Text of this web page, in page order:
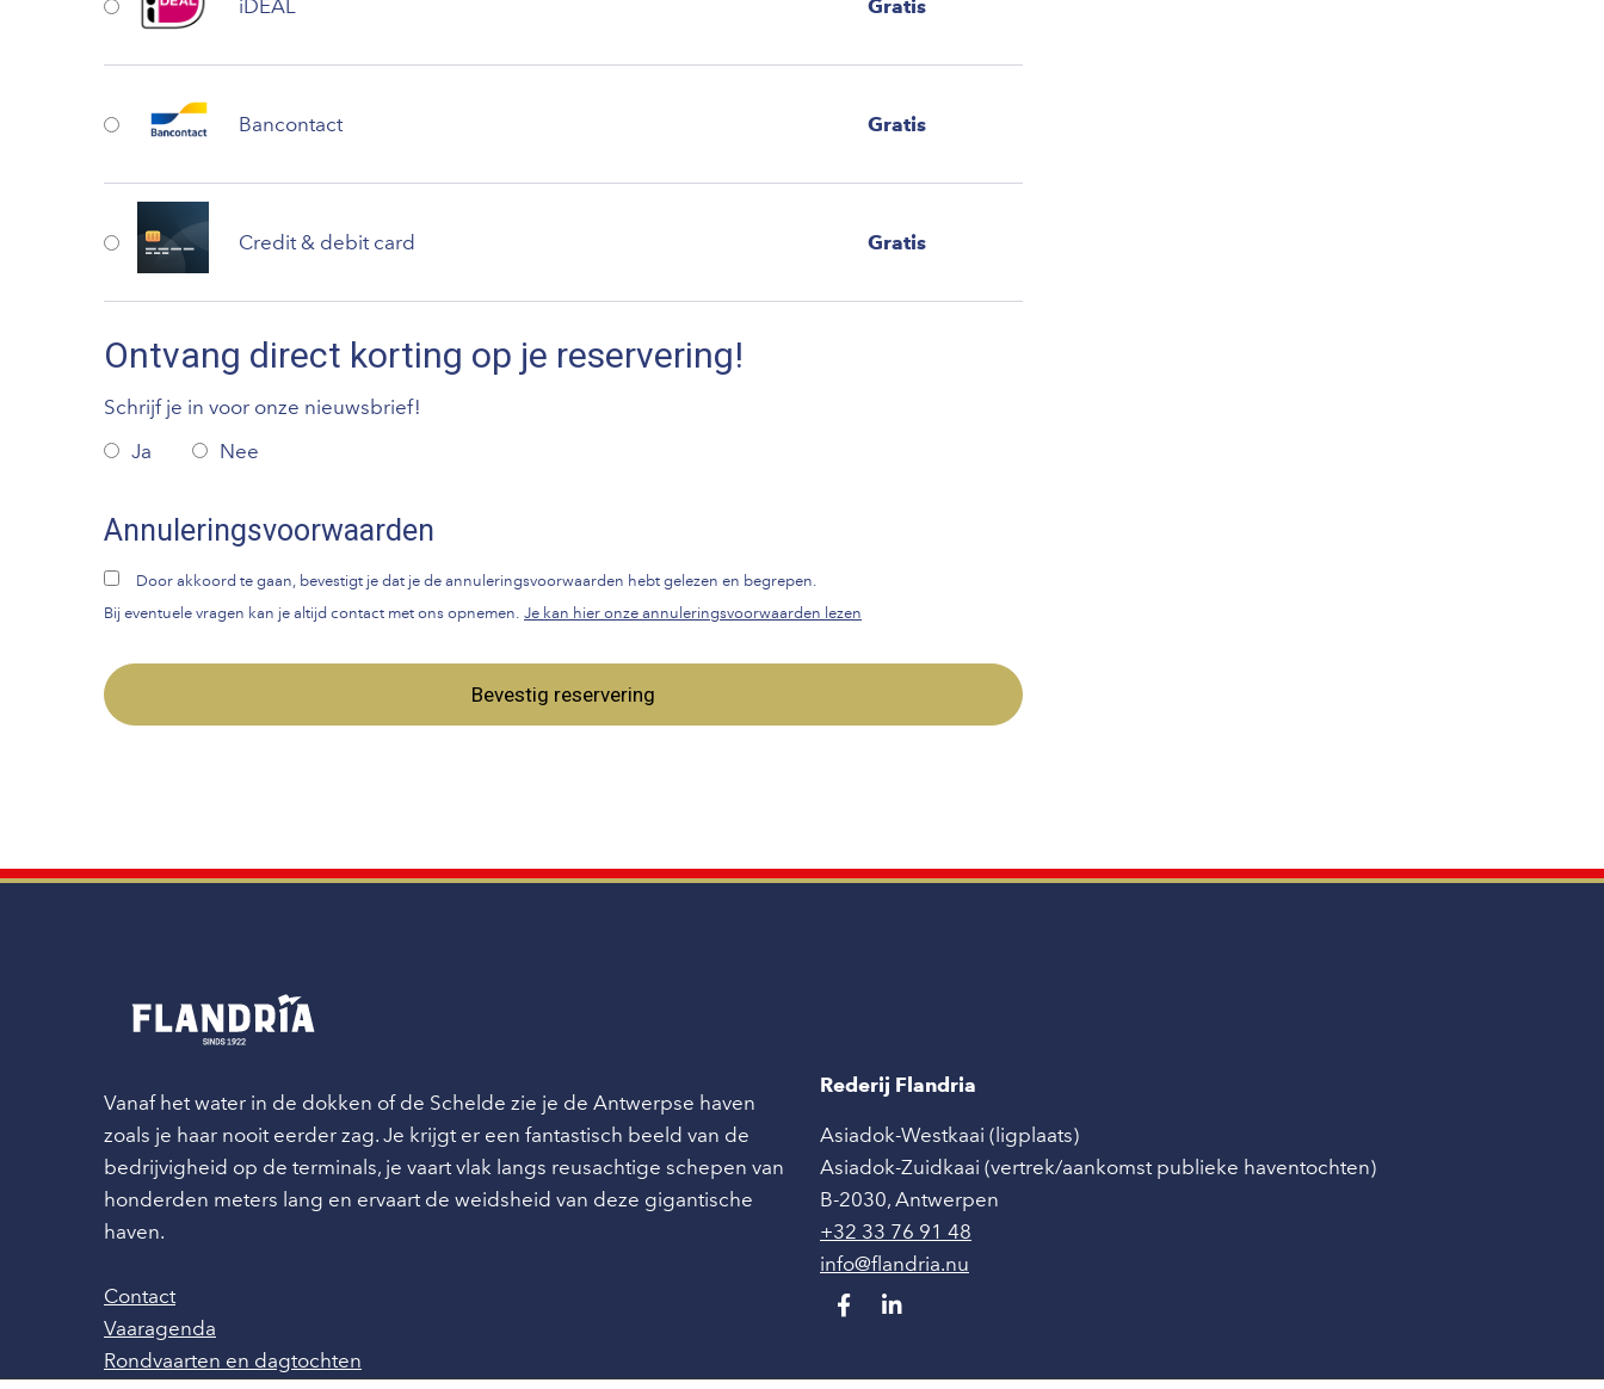
iDEAL Gratis
Bancontact Gratis
Credit & debit card Gratis
Ontvang direct korting op je reservering!
Schrijf je in voor onze nieuwsbrief!
Ja
Nee
Annuleringsvoorwaarden
Door akkoord te gaan, bevestigt je dat je de annuleringsvoorwaarden hebt gelezen en begrepen.
Bij eventuele vragen kan je altijd contact met ons opnemen. Je kan hier onze annuleringsvoorwaarden lezen
Bevestig reservering
Vanaf het water in de dokken of de Schelde zie je de Antwerpse haven
zoals je haar nooit eerder zag. Je krijgt er een fantastisch beeld van de
bedrijvigheid op de terminals, je vaart vlak langs reusachtige schepen van
honderden meters lang en ervaart de weidsheid van deze gigantische
haven.
Rederij Flandria
Asiadok-Westkaai (ligplaats)
Asiadok-Zuidkaai (vertrek/aankomst publieke haventochten)
B-2030, Antwerpen
+32 33 76 91 48
info@flandria.nu
Contact
Vaaragenda
Rondvaarten en dagtochten